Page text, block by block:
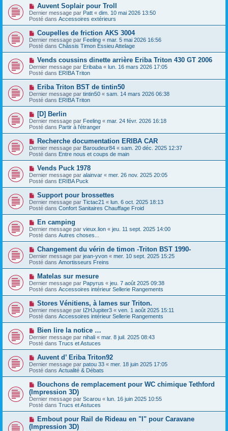
s
s
a
g
e
a
u
m
e
s
s
a
g
e
N
o
u
v
a
u
m
e
s
s
a
g
e
Auvent Soplair pour Troll
Dernier message par Patt « dim. 10 mai 2026 13:50
Posté dans Accessoires extérieurs
N
o
u
v
e
u
m
e
s
a
g
e
Coupelles de friction AKS 3004
Dernier message par Feeling « mar. 5 mai 2026 16:56
Posté dans Châssis Timon Essieu Attelage
N
o
u
v
e
a
u
m
e
s
a
g
e
Vends coussins dinette arrière Eriba Triton 430 GT 2006
Dernier message par Eribaba « lun. 16 mars 2026 17:05
Posté dans ERIBA Triton
N
o
u
v
e
u
m
e
s
a
g
e
Eriba Triton BST de tintin50
Dernier message par tintin50 « sam. 14 mars 2026 06:38
Posté dans ERIBA Triton
N
o
u
v
e
a
u
m
e
s
s
a
g
e
[D] Berlin
Dernier message par Feeling « mar. 24 févr. 2026 16:18
Posté dans Partir à l'étranger
N
o
u
v
e
u
m
e
s
s
a
g
e
Recherche documentation ERIBA CAR
Dernier message par Baroudeur84 « sam. 20 déc. 2025 12:37
Posté dans Entre nous et coups de main
N
o
u
v
e
a
u
m
e
s
a
g
e
Vends Puck 1978
Dernier message par alainvar « mer. 26 nov. 2025 20:05
Posté dans ERIBA Puck
N
o
u
v
e
a
u
m
e
s
s
a
g
e
Support pour brossettes
Dernier message par Tictac21 « lun. 6 oct. 2025 18:13
Posté dans Confort Sanitaires Chauffage Froid
N
o
u
v
a
u
m
e
s
a
g
e
En camping
Dernier message par vieux.lion « jeu. 11 sept. 2025 14:00
Posté dans Autres choses...
N
o
u
v
e
a
u
m
e
s
s
a
g
e
Changement du vérin de timon -Triton BST 1990-
Dernier message par jean-yvon « mer. 10 sept. 2025 15:25
Posté dans Amortisseurs Freins
N
o
u
v
e
a
u
m
e
s
a
g
Matelas sur mesure
Dernier message par Papyrus « jeu. 7 août 2025 09:38
Posté dans Accessoires intérieur Sellerie Rangements
N
o
u
v
e
a
u
m
e
s
s
a
g
e
Stores Vénitiens, à lames sur Triton.
Dernier message par IZHJupiter3 « ven. 1 août 2025 15:11
Posté dans Accessoires intérieur Sellerie Rangements
N
o
u
v
a
u
m
e
s
a
g
e
Bien lire la notice …
Dernier message par nihali « mar. 8 juil. 2025 08:43
Posté dans Trucs et Astuces
N
o
u
v
e
a
u
m
e
s
s
a
g
Auvent d’ Eriba Triton92
Dernier message par patou 33 « mer. 18 juin 2025 17:05
Posté dans Actualité & Débats
N
u
v
e
a
m
Bouchons de remplacement pour WC chimique Tethford
(Impression 3D)
Dernier message par Scarou « lun. 16 juin 2025 10:55
Posté dans Trucs et Astuces
N
u
Embout pour Rail de Rideau en "I" pour Caravane
(Impression 3D)